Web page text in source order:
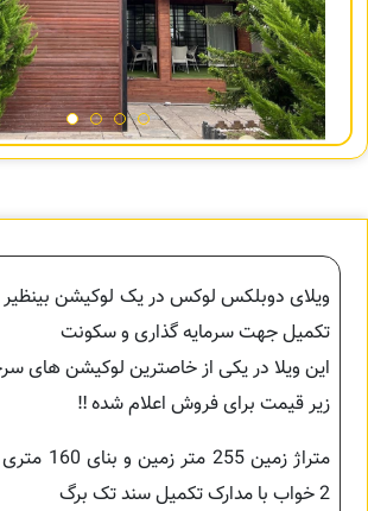
ویلای دوبلکس لوکس در یک لوکیشن بینظیر
تکمیل جهت سرمایه گذاری و سکونت
این ویلا در یکی از خاصترین لوکیشن های
زیر قیمت برای فروش اعلام شده ‼️
متراژ زمین
2 خواب با مدارک تکمیل سند تک برگ